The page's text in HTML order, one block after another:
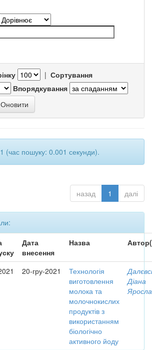
| Сортування
Впорядкування
1 (час пошуку: 0.001 секунди).
назад 1 далі
Дата
внесення
Назва
20-гру-2021
Технологія
виготовлення
молока та
молочнокислих
продуктів з
використанням
біологічно
активного йоду
Діана